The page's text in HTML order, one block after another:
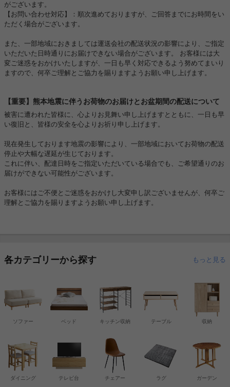
がございます。
【お問い合わせ対応】：順次進めておりますが、ご回答までにお時間をい
ただく場合がございます。
また、一部地域におきましては運送会社の配送状況の影響により、ご指定
いただいた日時通りにお届けできない場合がございます。 お客様には大
変ご迷惑をおかけいたしますが、一日も早く対応できるよう努めてまいり
ますので、何卒ご理解とご協力を賜りますようお願い申し上げます。
【重要】熊本地震に伴うお荷物のお届けとお盆期間の配送について
被害に遭われた皆様に、心よりお見舞い申し上げますとともに、一日も早
い復旧と、皆様の安全を心よりお祈り申し上げます。
現在発生しております地震の影響により、一部地域においてお荷物の配送
停止や大幅な遅延が生じております。
これに伴い、配達日時をご指定いただいている場合でも、ご希望通りのお
届けができない可能性がございます。
お客様にはご不便とご迷惑をおかけし大変申し訳ございませんが、何卒ご
理解とご協力を賜りますようお願い申し上げます。
各カテゴリーから探す もっと見る
ソファー ベッド 収納
キッチン収納
チェアー
テーブル
テレビ台
ダイニング ラグ ガーデン